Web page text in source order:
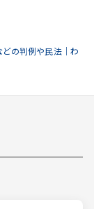
の判例や民法｜わ